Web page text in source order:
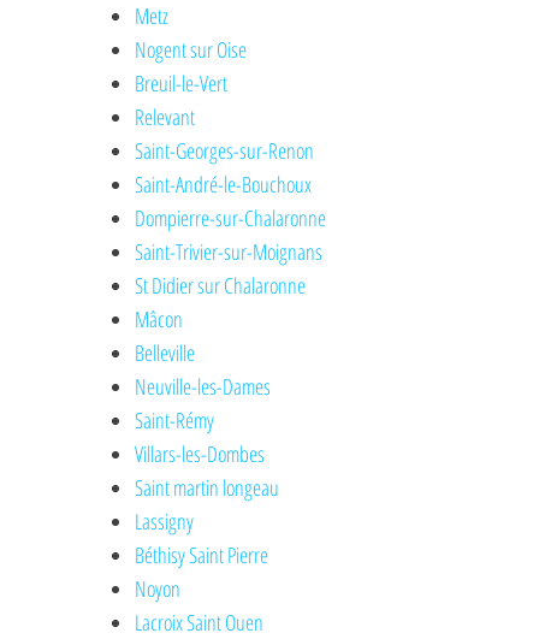
Metz
Nogent sur Oise
Breuil-le-Vert
Relevant
Saint-Georges-sur-Renon
Saint-André-le-Bouchoux
Dompierre-sur-Chalaronne
Saint-Trivier-sur-Moignans
St Didier sur Chalaronne
Mâcon
Belleville
Neuville-les-Dames
Saint-Rémy
Villars-les-Dombes
Saint martin longeau
Lassigny
Béthisy Saint Pierre
Noyon
Lacroix Saint Ouen